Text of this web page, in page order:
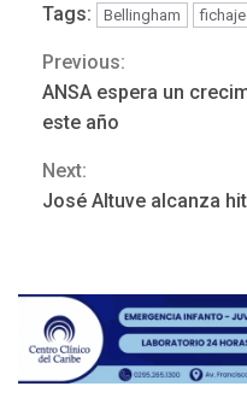
Tags: Bellingham fichaje
Continue
Reading
Previous:
ANSA espera un
este año
Next:
José Altuve alcanza